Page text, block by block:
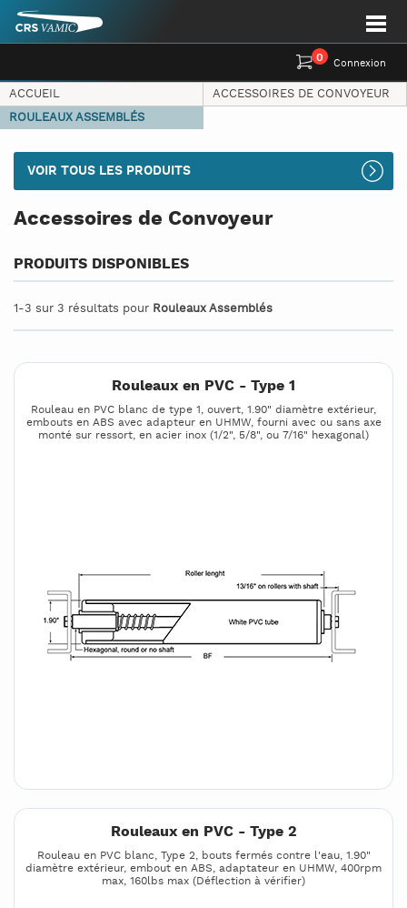
Connexion
0
ACCUEIL
ACCESSOIRES DE CONVOYEUR
ROULEAUX ASSEMBLÉS
VOIR TOUS LES PRODUITS
Accessoires de Convoyeur
PRODUITS DISPONIBLES
1-3 sur 3 résultats pour Rouleaux Assemblés
Rouleaux en PVC - Type 1
Rouleau en PVC blanc de type 1, ouvert, 1.90" diamètre extérieur,
embouts en ABS avec adapteur en UHMW, fourni avec ou sans axe
monté sur ressort, en acier inox (1/2", 5/8", ou 7/16" hexagonal)
Rouleaux en PVC - Type 2
Rouleau en PVC blanc, Type 2, bouts fermés contre l'eau, 1.90"
diamètre extérieur, embout en ABS, adaptateur en UHMW, 400rpm
max, 160lbs max (Déflection à vérifier)